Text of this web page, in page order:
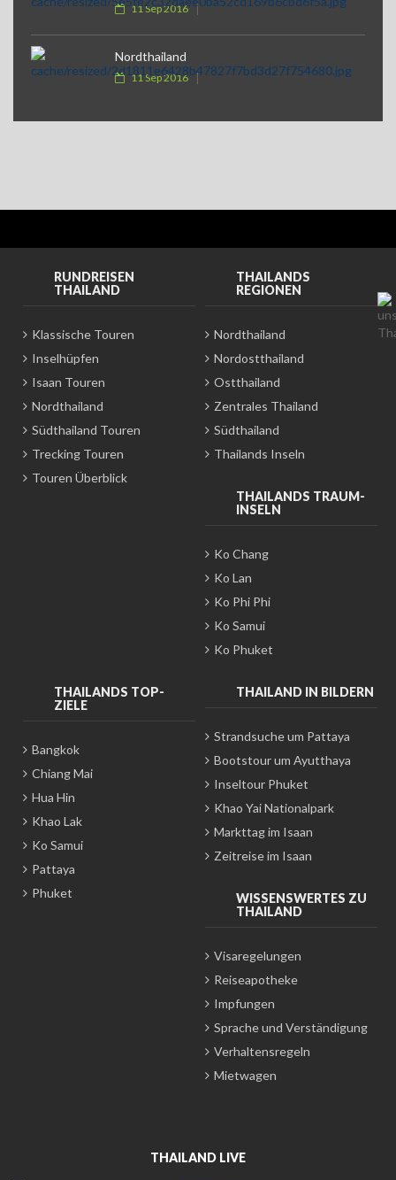
11 Sep 2016
Nordthailand
11 Sep 2016
RUNDREISEN
THAILAND
Klassische Touren
Inselhüpfen
Isaan Touren
Nordthailand
Südthailand Touren
Trecking Touren
Touren Überblick
THAILANDS
REGIONEN
Nordthailand
Nordostthailand
Ostthailand
Zentrales Thailand
Südthailand
Thailands Inseln
THAILANDS TRAUM-
INSELN
Ko Chang
Ko Lan
Ko Phi Phi
Ko Samui
Ko Phuket
THAILANDS TOP-
ZIELE
Bangkok
Chiang Mai
Hua Hin
Khao Lak
Ko Samui
Pattaya
Phuket
THAILAND IN BILDERN
Strandsuche um Pattaya
Bootstour um Ayutthaya
Inseltour Phuket
Khao Yai Nationalpark
Markttag im Isaan
Zeitreise im Isaan
WISSENSWERTES ZU
THAILAND
Visaregelungen
Reiseapotheke
Impfungen
Sprache und Verständigung
Verhaltensregeln
Mietwagen
THAILAND LIVE